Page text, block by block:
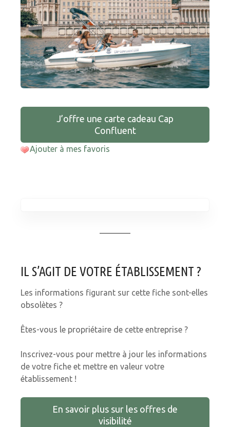
J’offre une carte cadeau Cap
Confluent
Ajouter à mes favoris
IL S’AGIT DE VOTRE ÉTABLISSEMENT ?
Les informations figurant sur cette fiche sont-elles
obsolètes ?
Êtes-vous le propriétaire de cette entreprise ?
Inscrivez-vous pour mettre à jour les informations
de votre fiche et mettre en valeur votre
établissement !
En savoir plus sur les offres de
visibilité